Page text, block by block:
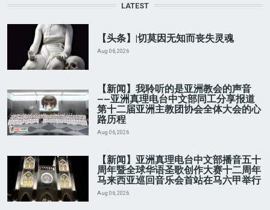
LATEST
【头条】|切莫因无知而丧失灵魂
Aug 06, 2026
【新闻】我聆听的是亚洲教会的声音
——亚洲真理电台中文部同工分享报道
第十二届亚洲主教团协会全体大会的心
路历程
Aug 06, 2026
【新闻】亚洲真理电台中文部播音五十
周年暨全球华语圣歌创作大赛十二周年
马来西亚巡回音乐会首站在马六甲举行
Aug 06, 2026